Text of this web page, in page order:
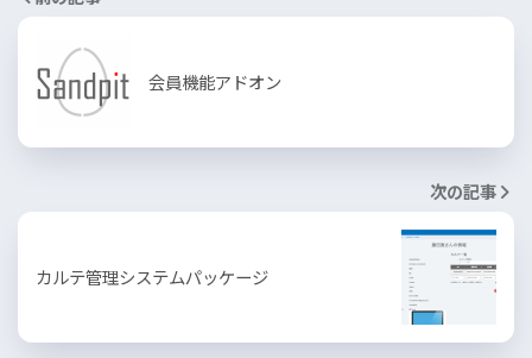
会員機能アドオン
次の記事
カルテ管理システムパッケージ